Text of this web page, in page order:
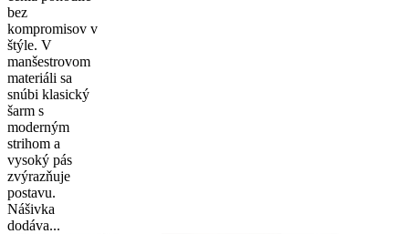
bez
kompromisov v
štýle. V
manšestrovom
materiáli sa
snúbi klasický
šarm s
moderným
strihom a
vysoký pás
zvýrazňuje
postavu.
Nášivka
dodáva...